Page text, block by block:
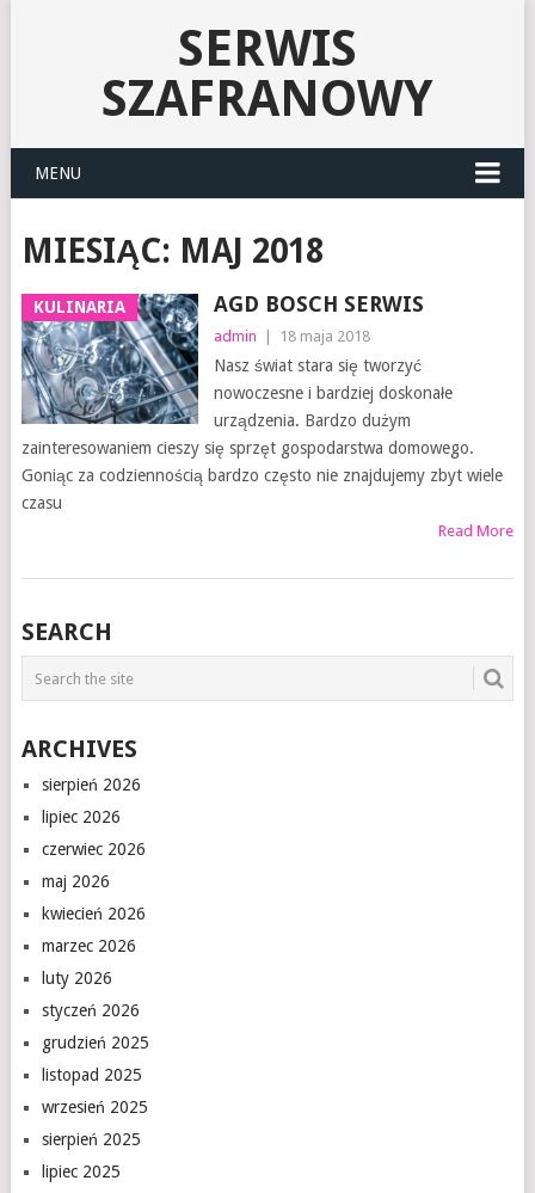
SERWIS
SZAFRANOWY
MENU
MIESIĄC: MAJ 2018
KULINARIA AGD BOSCH SERWIS
admin 18 maja 2018
Nasz świat stara się tworzyć
nowoczesne i bardziej doskonałe
urządzenia. Bardzo dużym
zainteresowaniem cieszy się sprzęt gospodarstwa domowego.
Goniąc za codziennością bardzo często nie znajdujemy zbyt wiele
czasu
Read More
SEARCH
ARCHIVES
sierpień 2026
lipiec 2026
czerwiec 2026
maj 2026
kwiecień 2026
marzec 2026
luty 2026
styczeń 2026
grudzień 2025
listopad 2025
wrzesień 2025
sierpień 2025
lipiec 2025